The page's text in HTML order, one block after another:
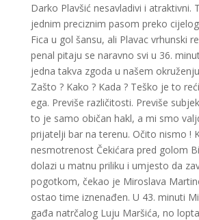
Darko Plavšić nesavladivi i atraktivni.
jednim preciznim pasom preko
Fica u gol šansu, ali Plavac vrhunski
penal pitaju se naravno svi u 36.
jedna takva zgoda u našem
Zašto ? Kako ? Kada ? Teško je to
ega. Previše različitosti. Previše
to je samo običan hakl, a mi smo
prijatelji bar na terenu. Očito nismo !
nesmotrenost Čekićara pred golom
dolazi u matnu priliku i umjesto da
pogotkom, čekao je Miroslava
ostao time iznenađen. U 43. minuti
gađa natrčalog Luju Maršića, no